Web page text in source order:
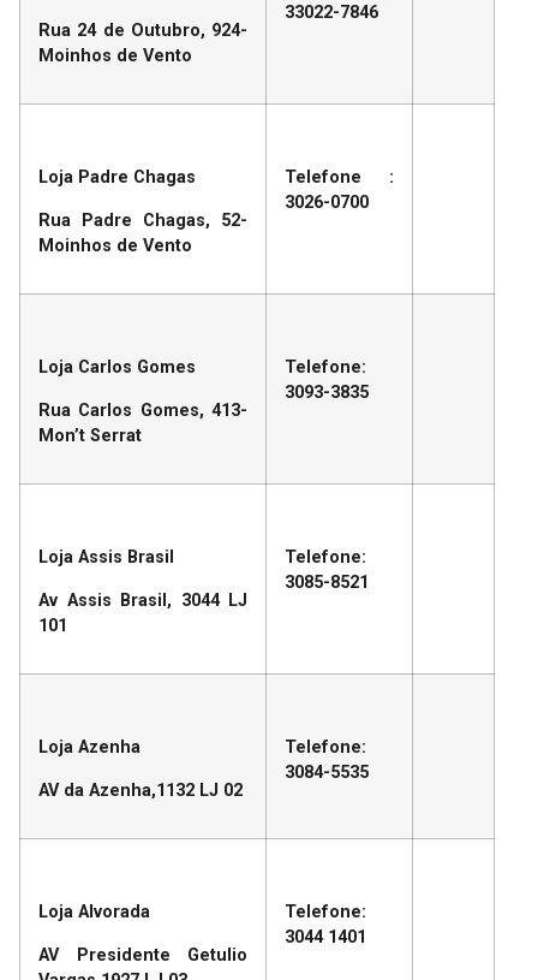
Rua 24 de Outubro, 924-
Moinhos de Vento
33022-7846
Loja Padre Chagas
Rua Padre Chagas, 52-
Moinhos de Vento
Telefone :
3026-0700
Loja Carlos Gomes
Rua Carlos Gomes, 413-
Mon’t Serrat
Telefone:
3093-3835
Loja Assis Brasil
Av Assis Brasil, 3044 LJ
101
Telefone:
3085-8521
Loja Azenha
AV da Azenha,1132 LJ 02
Telefone:
3084-5535
Loja Alvorada
AV Presidente Getulio
Telefone:
3044 1401